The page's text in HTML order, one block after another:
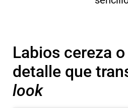
Labios cereza o
detalle que
look